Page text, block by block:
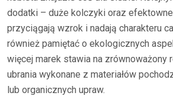
dodatki – duże kolczyki oraz
przyciągają wzrok i nadają charakteru
również pamiętać o ekologicznych
więcej marek stawia na zrównoważony
ubrania wykonane z materiałów
lub organicznych upraw.